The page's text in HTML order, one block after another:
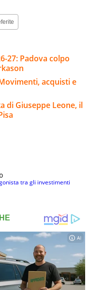
27: Padova colpo
acquisti e
di Giuseppe Leone, il
tra gli investimenti